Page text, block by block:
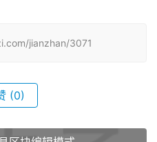
jianzhan/3071
(0)